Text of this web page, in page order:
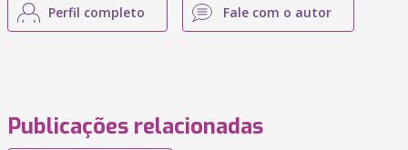
Perfil completo Fale com o autor
Publicações relacionadas